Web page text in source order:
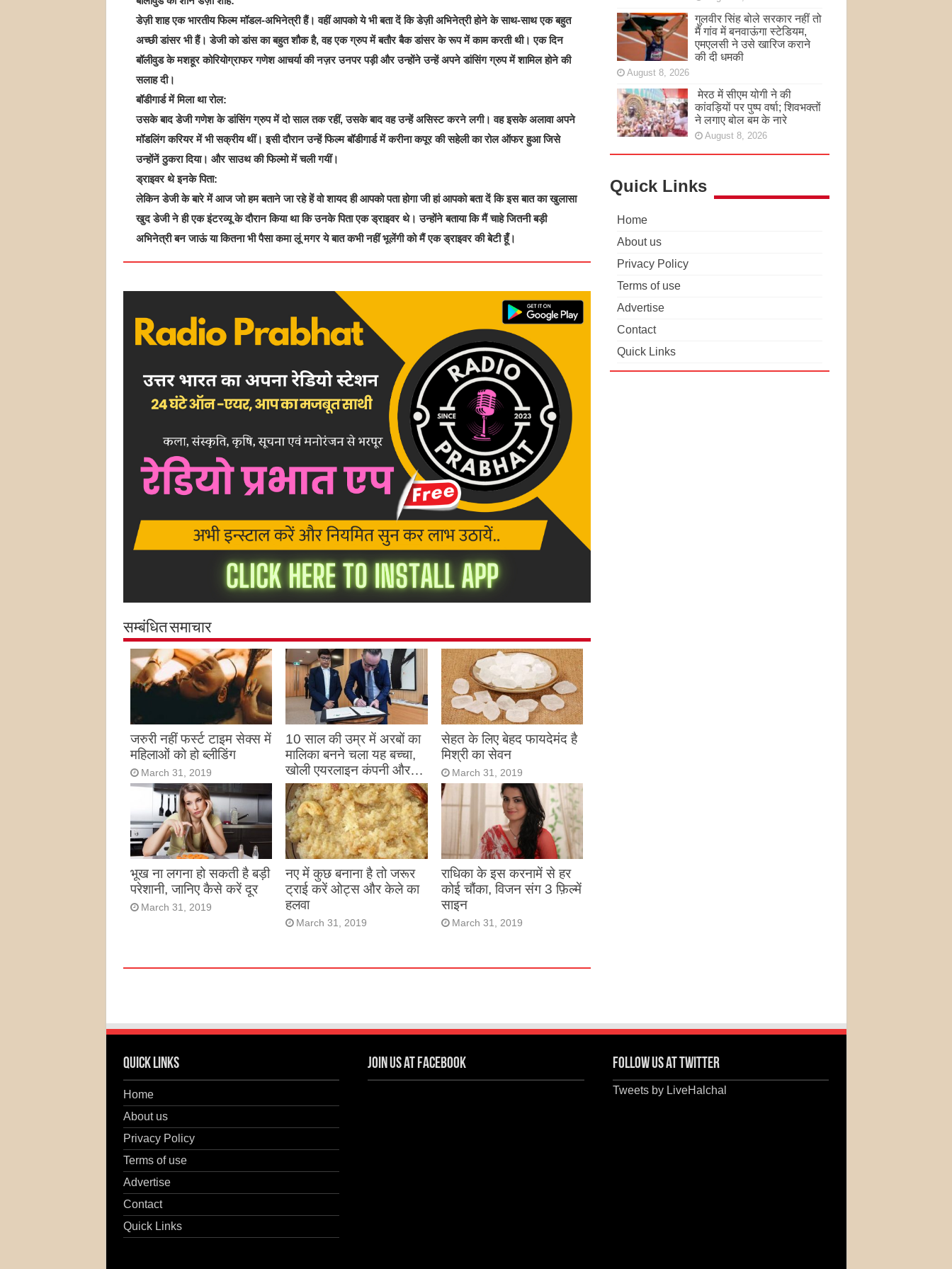
डेज़ी शाह एक भारतीय फिल्म मॉडल-अभिनेत्री हैं। वहीं आपको ये भी बता दें कि डेज़ी अभिनेत्री होने के साथ-साथ एक बहुत
अच्छी डांसर भी हैं। डेजी को डांस का बहुत शौक है, वह एक ग्रुप में बतौर बैक डांसर के रूप में काम करती थी। एक दिन
बॉलीवुड के मशहूर कोरियोग्राफर गणेश आचर्या की नज़र उनपर पड़ी और उन्होंने उन्हें अपने डांसिंग ग्रुप में शामिल होने की
सलाह दी।
बॉडीगार्ड में मिला था रोल:
उसके बाद डेजी गणेश के डांसिंग ग्रुप में दो साल तक रहीं, उसके बाद वह उन्हें असिस्ट करने लगी। वह इसके अलावा अपने
मॉडलिंग करियर में भी सक्रीय थीं। इसी दौरान उन्हें फिल्म बॉडीगार्ड में करीना कपूर की सहेली का रोल ऑफर हुआ जिसे
उन्होंनें ठुकरा दिया। और साउथ की फिल्मो में चली गयीं।
ड्राइवर थे इनके पिता:
लेकिन डेजी के बारे में आज जो हम बताने जा रहे हें वो शायद ही आपको पता होगा जी हां आपको बता दें कि इस बात का खुलासा
खुद डेजी ने ही एक इंटरव्‍यू के दौरान किया था कि उनके पिता एक ड्राइवर थे। उन्‍होंने बताया कि मैं चाहे जितनी बड़ी
अभिनेत्री बन जाऊं या कितना भी पैसा कमा लूं मगर ये बात कभी नहीं भूलेंगी को मैं एक ड्राइवर की बेटी हूँ।
सम्बंधित समाचार
जरुरी नहीं फर्स्ट टाइम सेक्स में
महिलाओं को हो ब्लीडिंग
March 31, 2019
10 साल की उम्र में अरबों का
मालिका बनने चला यह बच्चा,
खोली एयरलाइन कंपनी और…
March 31, 2019
सेहत के लिए बेहद फायदेमंद है
मिश्री का सेवन
March 31, 2019
भूख ना लगना हो सकती है बड़ी
परेशानी, जानिए कैसे करें दूर
March 31, 2019
नए में कुछ बनाना है तो जरूर
ट्राई करें ओट्स और केले का
हलवा
March 31, 2019
राधिका के इस करनामें से हर
कोई चौंका, विजन संग 3 फ़िल्में
साइन
March 31, 2019
गुलवीर सिंह बोले सरकार नहीं तो
मैं गांव में बनवाऊंगा स्टेडियम,
एमएलसी ने उसे खारिज कराने
की दी धमकी
August 8, 2026
मेरठ में सीएम योगी ने की
कांवड़ियों पर पुष्प वर्षा; शिवभक्तों
ने लगाए बोल बम के नारे
August 8, 2026
Quick Links
Home
About us
Privacy Policy
Terms of use
Advertise
Contact
Quick Links
Quick Links
Home
About us
Privacy Policy
Terms of use
Advertise
Contact
Quick Links
Join us at Facebook Follow us at Twitter
Tweets by LiveHalchal